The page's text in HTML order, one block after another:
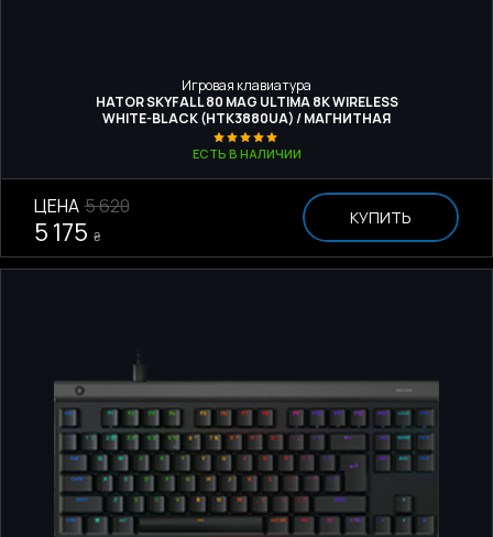
Игровая клавиатура
HATOR SKYFALL 80 MAG ULTIMA 8K WIRELESS
WHITE-BLACK (HTK3880UA) / МАГНИТНАЯ
ЕСТЬ В НАЛИЧИИ
ЦЕНА 5 620
5 175 ₴
КУПИТЬ